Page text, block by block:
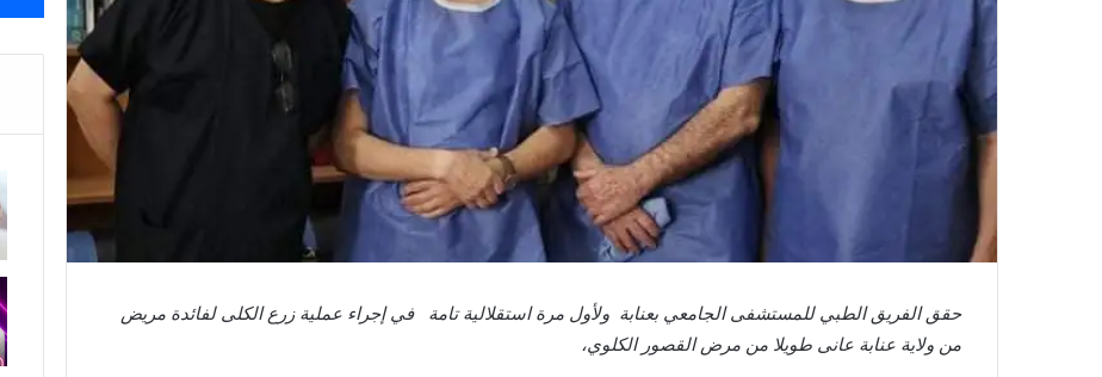
حقق الفريق الطبي للمستشفى الجامعي بعنابة ولأول مرة استقلالية تامة في إجراء عملية زرع الكلى لفائدة مريض
من ولاية عنابة عانى طويلا من مرض القصور الكلوي،